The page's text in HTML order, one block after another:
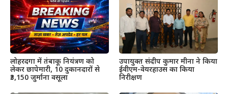
लोहरदगा में तंबाकू नियंत्रण को
लेकर छापेमारी, 10 दुकानदारों से
₹3,150 जुर्माना वसूला
उपायुक्त संदीप कुमार मीना ने किया
ईवीएम-वेयरहाउस का किया
निरीक्षण